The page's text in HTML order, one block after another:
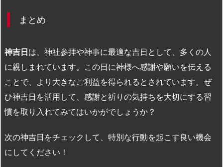
まとめ
神吉日は、神社参拝や神事に最適な吉日として、多くの人
に親しまれています。この日に神様へ感謝や願いを伝える
ことで、より大きなご利益を得られるとされています。ぜ
ひ神吉日を活用して、感謝と祈りの気持ちを大切にする習
慣を取り入れてみてはいかがでしょうか？
次の神吉日をチェックして、特別な行動を起こす良い機会
にしてください！